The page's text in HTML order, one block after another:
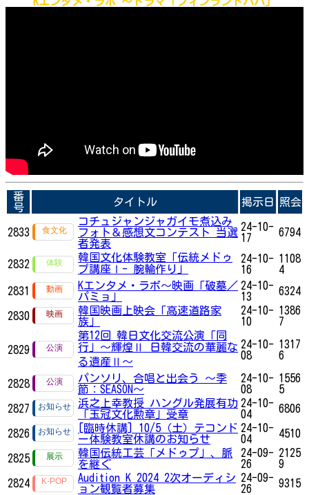
番
号
タイトル 掲示日 照会
2833
コチュジャンジャガイモ煮込み
フォト＆感想文コンテスト 当選
者発表
24-10-
17
6794
2832
韓国文化体験教室「伝統メドゥ
プ講座Ⅰ- 腕輪作り」
24-10-
16
1108
4
2831
Kエンタメ・ラボ～映画「破墓／
パミョ」
24-10-
13
6324
2830
韓国映画上映会「高速道路家
族」
24-10-
10
1386
7
2829
第12回 韓日文化交流公演「同
行」～輝煌Ⅱ 日韓交流の華麗な
る遺産Ⅱ～
24-10-
08
1317
6
2828
パンソリ、合唱と出会う ～季
節：SEASON～
24-10-
08
1556
5
2827
浜之上幸教授 ハングル発展有功
「玉冠文化勲章」受章
24-10-
04
6806
2826
[臨時休講] 10/5（土）テコンド
ー体験教室休講のお知らせ
24-10-
04
4510
2825
韓国伝統工芸「メドゥプ」、脈
を継ぐ
24-09-
26
2125
9
2824
Audition K 2024 2次オーディシ
ョン観覧者募集
24-09-
26
9315